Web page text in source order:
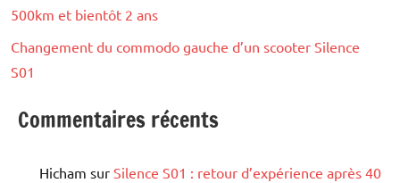
500km et bientôt 2 ans
Changement du commodo gauche d’un scooter Silence
S01
Commentaires récents
Hicham sur Silence S01 : retour d’expérience après 40